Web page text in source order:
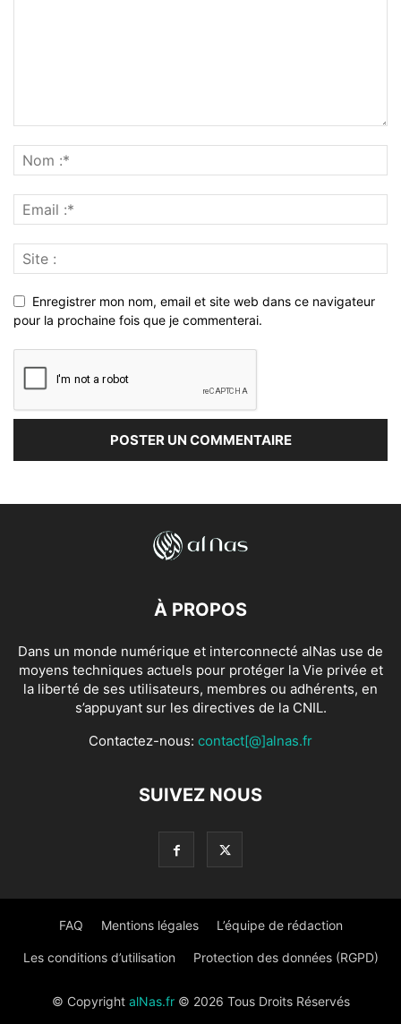
Enregistrer mon nom, email et site web dans ce navigateur
pour la prochaine fois que je commenterai.
À PROPOS
Dans un monde numérique et interconnecté alNas use de
moyens techniques actuels pour protéger la Vie privée et
la liberté de ses utilisateurs, membres ou adhérents, en
s’appuyant sur les directives de la CNIL.
Contactez-nous: contact[@]alnas.fr
SUIVEZ NOUS
FAQ Mentions légales L’équipe de rédaction
Les conditions d’utilisation Protection des données (RGPD)
© Copyright alNas.fr© 2026 Tous Droits Réservés